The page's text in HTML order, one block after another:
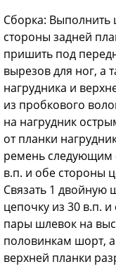
Сборка:
стороны задней
пришить под
вырезов для ног, а
нагрудника и
из пробкового
на нагрудник
от планки
ремень следующим
в.п. и обе стороны
Связать 1 двойную
цепочку из 30 в.п.
пары шлевок на
половинкам шорт,
верхней планки